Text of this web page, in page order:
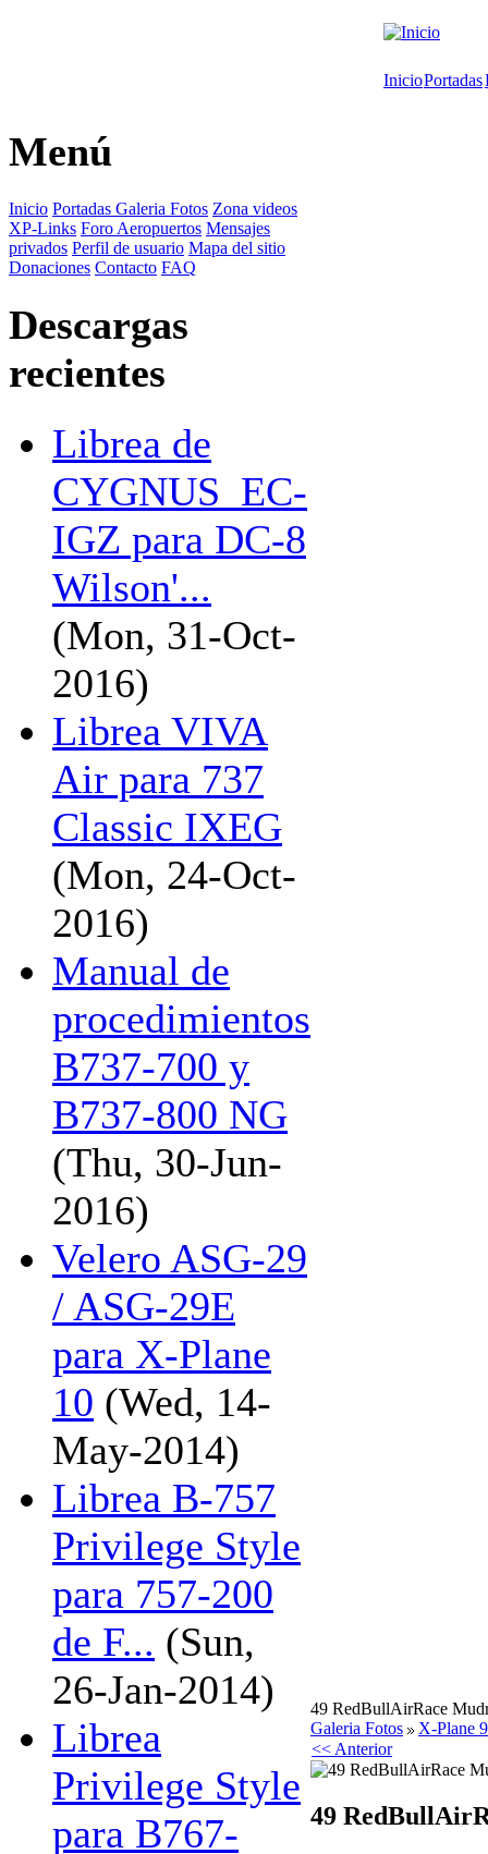
InicioPortadas
Menú
Inicio Portadas Galeria Fotos Zona videos
XP-Links Foro Aeropuertos Mensajes
privados Perfil de usuario Mapa del sitio
Donaciones Contacto FAQ
Descargas
recientes
Librea de
CYGNUS_EC-
IGZ para DC-8
Wilson'...
(Mon, 31-Oct-
2016)
Librea VIVA
Air para 737
Classic IXEG
(Mon, 24-Oct-
2016)
Manual de
procedimientos
B737-700 y
B737-800 NG
(Thu, 30-Jun-
2016)
Velero ASG-29
/ ASG-29E
para X-Plane
10 (Wed, 14-
May-2014)
Librea B-757
Privilege Style
para 757-200
de F... (Sun,
26-Jan-2014)
Librea
Privilege Style
para B767-
49 RedBullAirRace
Galeria Fotos
X-Plane 9
<< Anterior
49